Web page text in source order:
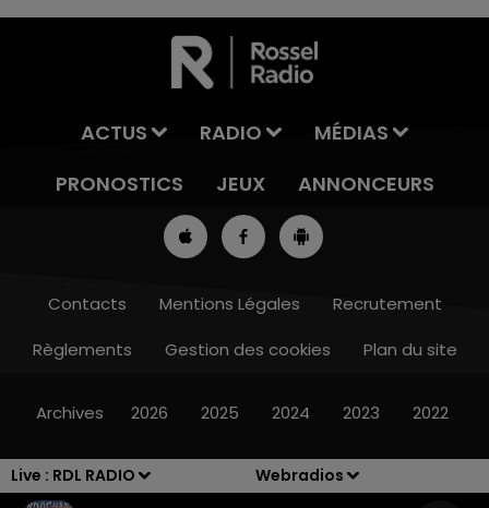
Live : RDL RADIO
Webradios
13h00 - 16h00
ACTUS RADIO
MÉDIAS
PRONOSTICS
JEUX ANNONCEURS
Contacts Mentions Légales
Recrutement
Règlements
Gestion des cookies Plan du site
Archives 2026 2025 2024 2023 2022